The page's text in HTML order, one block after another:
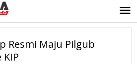
Resmi Maju Pilgub